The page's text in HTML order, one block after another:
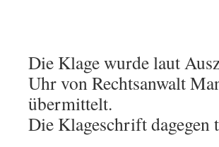
– – –
Die Klage wurde laut
Uhr von Rechtsanwalt
übermittelt.
Die Klageschrift dagegen